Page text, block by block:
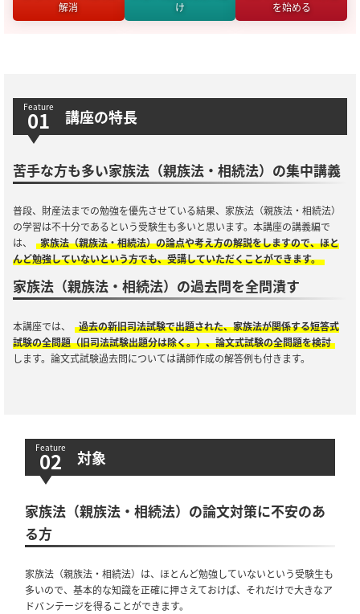
解消
け
を始める
講座の特長
苦手な方も多い家族法（親族法・相続法）の集中講義
普段、財産法までの勉強を優先させている結果、家族法（親族法・相続法）
の学習は不十分であるという受験生も多いと思います。本講座の講義編で
は、
家族法（親族法・相続法）の論点や考え方の解説をしますので、ほと
んど勉強していないという方でも、受講していただくことができます。
家族法（親族法・相続法）の過去問を全問潰す
本講座では、
過去の新旧司法試験で出題された、家族法が関係する短答式
試験の全問題（旧司法試験出題分は除く。）、論文式試験の全問題を検討
します。論文式試験過去問については講師作成の解答例も付きます。
対象
家族法（親族法・相続法）の論文対策に不安のあ
る方
家族法（親族法・相続法）は、ほとんど勉強していないという受験生も
多いので、基本的な知識を正確に押さえておけば、それだけで大きなア
ドバンテージを得ることができます。